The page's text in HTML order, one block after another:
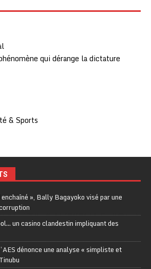
qui dérange la dictature
& Sports
», Bally Bagayoko visé par une
un casino clandestin impliquant des
dénonce une analyse « simpliste et